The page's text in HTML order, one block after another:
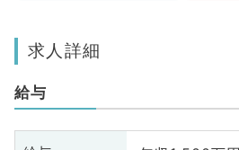
求人詳細
給与